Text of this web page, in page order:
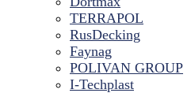
TERRAPOL
RusDecking
Faynag
POLIVAN GROUP
I-Techplast